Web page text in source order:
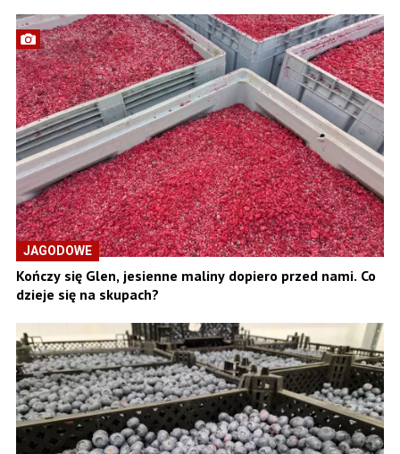
JAGODOWE
Kończy się Glen, jesienne maliny dopiero przed nami. Co
dzieje się na skupach?